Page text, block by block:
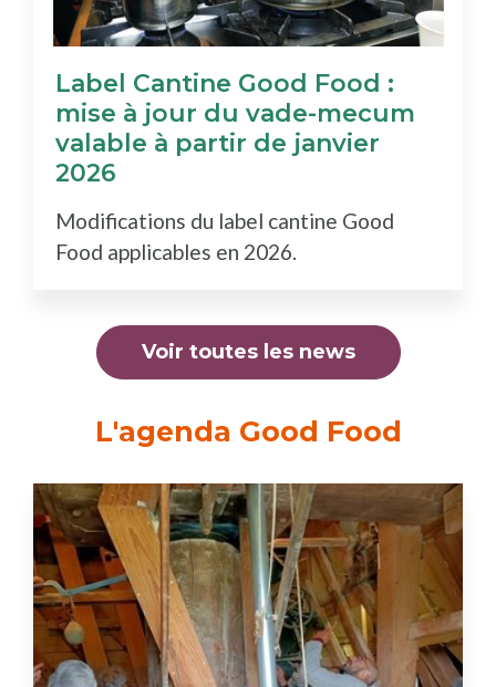
Label Cantine Good Food :
mise à jour du vade-mecum
valable à partir de janvier
2026
Modifications du label cantine Good
Food applicables en 2026.
Voir toutes les news
L'agenda Good Food